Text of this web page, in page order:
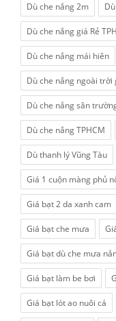
Dù che nắng 2m
Dù che nắng giá Rẻ
Dù che nắng mái hiên
Dù che nắng ngoài trời
Dù che nắng sân
Dù che nắng TPHCM
Dù thanh lý Vũng Tàu
Giá 1 cuộn màng phủ
Giá bạt 2 da xanh cam
Giá bạt che mưa
Giá bạt dù che mưa
Giá bạt làm be bơi
Giá bạt lót ao nuôi cá